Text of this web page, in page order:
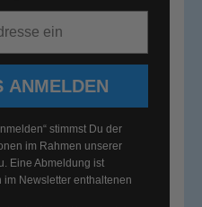
ANMELDEN
stimmst Du der
im Rahmen unserer
Eine Abmeldung ist
Newsletter enthaltenen